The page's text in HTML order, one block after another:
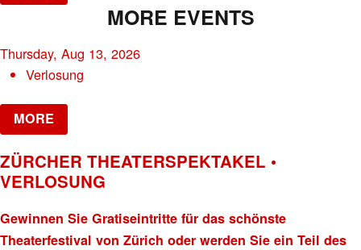
MORE EVENTS
Thursday, Aug 13, 2026
Verlosung
MORE
ZÜRCHER THEATERSPEKTAKEL •
VERLOSUNG
Gewinnen Sie Gratiseintritte für das schönste
Theaterfestival von Zürich oder werden Sie ein Teil des